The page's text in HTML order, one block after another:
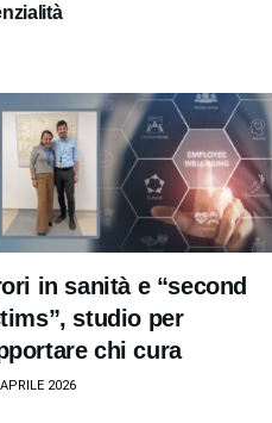
in sanità e “second
studio per
chi cura
2026